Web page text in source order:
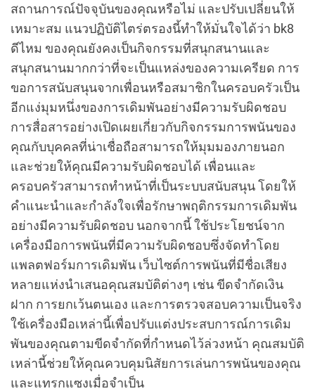
สถานการณ์ปัจจุบันของคุณหรือไม่ และปรับเปลี่ยนให้
เหมาะสม แนวปฏิบัติไตร่ตรองนี้ทำให้มั่นใจได้ว่า bk8
ดีไหม ของคุณยังคงเป็นกิจกรรมที่สนุกสนานและ
สนุกสนานมากกว่าที่จะเป็นแหล่งของความเครียด การ
ขอการสนับสนุนจากเพื่อนหรือสมาชิกในครอบครัวเป็น
อีกแง่มุมหนึ่งของการเดิมพันอย่างมีความรับผิดชอบ
การสื่อสารอย่างเปิดเผยเกี่ยวกับกิจกรรมการพนันของ
คุณกับบุคคลที่น่าเชื่อถือสามารถให้มุมมองภายนอก
และช่วยให้คุณมีความรับผิดชอบได้ เพื่อนและ
ครอบครัวสามารถทำหน้าที่เป็นระบบสนับสนุน โดยให้
คำแนะนำและกำลังใจเพื่อรักษาพฤติกรรมการเดิมพัน
อย่างมีความรับผิดชอบ นอกจากนี้ ใช้ประโยชน์จาก
เครื่องมือการพนันที่มีความรับผิดชอบซึ่งจัดทำโดย
แพลตฟอร์มการเดิมพัน เว็บไซต์การพนันที่มีชื่อเสียง
หลายแห่งนำเสนอคุณสมบัติต่างๆ เช่น ขีดจำกัดเงิน
ฝาก การยกเว้นตนเอง และการตรวจสอบความเป็นจริง
ใช้เครื่องมือเหล่านี้เพื่อปรับแต่งประสบการณ์การเดิม
พันของคุณตามขีดจำกัดที่กำหนดไว้ล่วงหน้า คุณสมบัติ
เหล่านี้ช่วยให้คุณควบคุมนิสัยการเล่นการพนันของคุณ
และแทรกแซงเมื่อจำเป็น